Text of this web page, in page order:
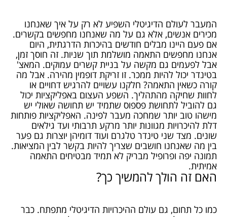
המעבר לעולם הדיגיטלי השפיע לא רק על איך שאנחנו
מכירים אנשים, אלא גם על מה שאנחנו מחפשים בקשרים.
אם פעם היינו מבלים חודשים בהיכרות הדרגתית, היום
אנחנו מחפשים התאמה מושלמת תוך שניות. זה חוסך זמן,
אבל לפעמים גם מקשה על בניית קשרים עמוקים. המאצ'
בטינדר יכול להיות ממכר. זו זריקת דופמין מהירה. אבל מה
קורה כשאין התאמה? חלקנו עשויים להרגיש דחויים או
לחוות שחיקה מהתהליך. השפע העצום באפליקציות יכול
גם להוביל לתחושת פספוס שתמיד יש תחושה שאולי יש
מישהו טוב יותר שמחכה מעבר לפינה. האפליקציות פותחות
דלת להיכרויות מגוונות יותר מרקע תרבותי ועד גילאים
שונים. מצד שני טינדר טלגרם ועוד דומיהן יוצרות גם פער
בין מה שאנחנו חושבים שצריך להיות בקשר לבין המציאות.
תמונה יפה ופרופיל מבריק לא תמיד מבטיחים התאמה
אמיתית.
האם זה הולך להמשיך כך?
כמו כל תחום, גם עולם ההיכרויות הדיגיטלי מתפתח. כבר